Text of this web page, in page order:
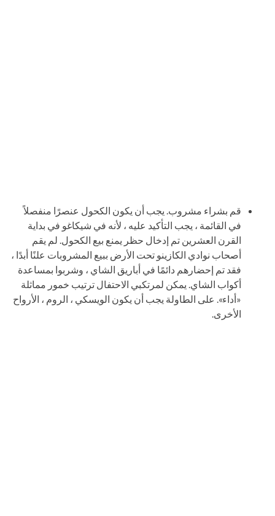
قم بشراء مشروب. يجب أن يكون الكحول عنصرًا منفصلاً
في القائمة ، يجب التأكيد عليه ، لأنه في شيكاغو في بداية
القرن العشرين تم إدخال حظر يمنع بيع الكحول. لم يقم
أصحاب نوادي الكازينو تحت الأرض ببيع المشروبات علنًا أبدًا ،
فقد تم إحضارهم دائمًا في أباريق الشاي ، وشربوا بمساعدة
أكواب الشاي. يمكن لمرتكبي الاحتفال ترتيب خمور مماثلة
«أداء». على الطاولة يجب أن يكون الويسكي ، الروم ، الأرواح
الأخرى.